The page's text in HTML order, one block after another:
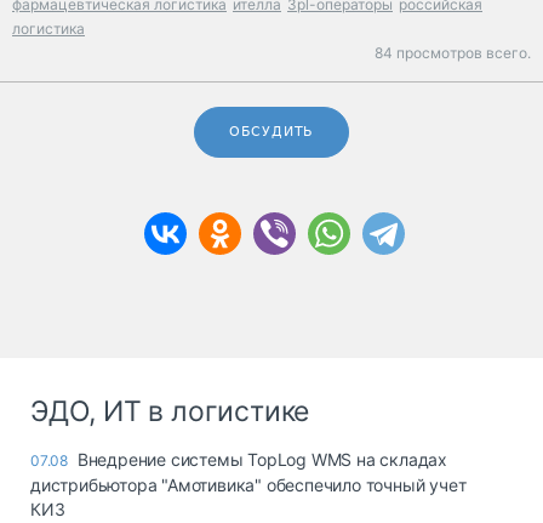
фармацевтическая логистика ителла 3pl-операторы российская
логистика
84 просмотров всего.
ОБСУДИТЬ
ЭДО, ИТ в логистике
07.08 Внедрение системы TopLog WMS на складах
дистрибьютора "Амотивика" обеспечило точный учет
КИЗ